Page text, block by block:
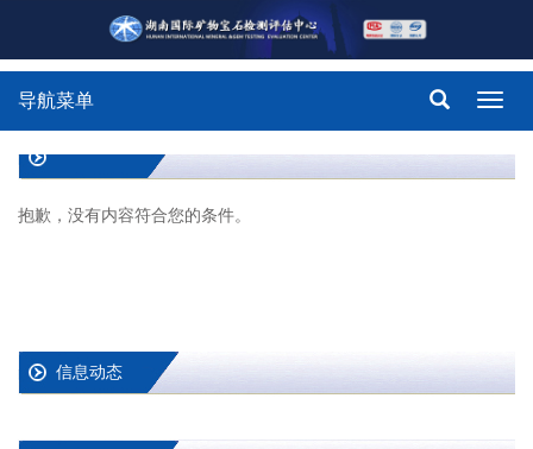
导航菜单
抱歉，没有内容符合您的条件。
信息动态